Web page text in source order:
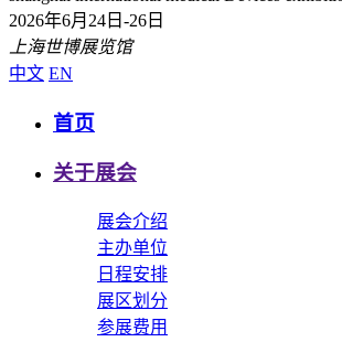
2026年6月24日-26日
上海世博展览馆
中文 EN
首页
关于展会
展会介绍
主办单位
日程安排
展区划分
参展费用